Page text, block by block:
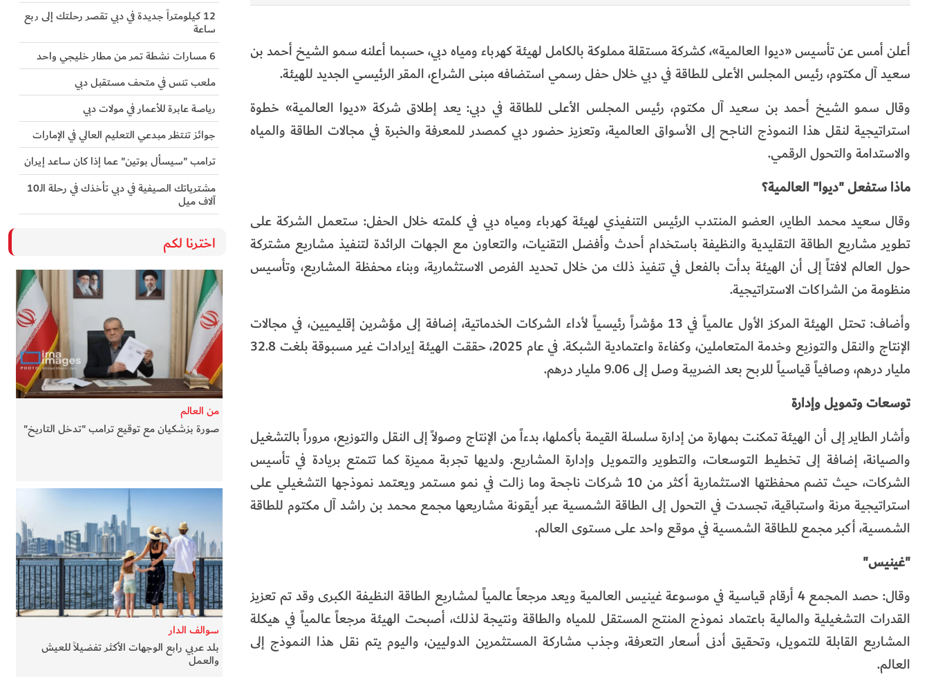
أعلن أمس عن تأسيس «ديوا العالمية»، كشركة مستقلة مملوكة بالكامل لهيئة كهرباء ومياه دبي، حسبما أعلنه سمو الشيخ أحمد بن
سعيد آل مكتوم، رئيس المجلس الأعلى للطاقة في دبي خلال حفل رسمي استضافه مبنى الشراع، المقر الرئيسي الجديد للهيئة.
وقال سمو الشيخ أحمد بن سعيد آل مكتوم، رئيس المجلس الأعلى للطاقة في دبي: يعد إطلاق شركة «ديوا العالمية» خطوة
استراتيجية لنقل هذا النموذج الناجح إلى الأسواق العالمية، وتعزيز حضور دبي كمصدر للمعرفة والخبرة في مجالات الطاقة والمياه
والاستدامة والتحول الرقمي.
ماذا ستفعل "ديوا" العالمية؟
وقال سعيد محمد الطاير، العضو المنتدب الرئيس التنفيذي لهيئة كهرباء ومياه دبي في كلمته خلال الحفل: ستعمل الشركة على
تطوير مشاريع الطاقة التقليدية والنظيفة باستخدام أحدث وأفضل التقنيات، والتعاون مع الجهات الرائدة لتنفيذ مشاريع مشتركة
حول العالم لافتاً إلى أن الهيئة بدأت بالفعل في تنفيذ ذلك من خلال تحديد الفرص الاستثمارية، وبناء محفظة المشاريع، وتأسيس
منظومة من الشراكات الاستراتيجية.
وأضاف: تحتل الهيئة المركز الأول عالمياً في 13 مؤشراً رئيسياً لأداء الشركات الخدماتية، إضافة إلى مؤشرين إقليميين، في مجالات
الإنتاج والنقل والتوزيع وخدمة المتعاملين، وكفاءة واعتمادية الشبكة. في عام 2025، حققت الهيئة إيرادات غير مسبوقة بلغت 32.8
مليار درهم، وصافياً قياسياً للربح بعد الضريبة وصل إلى 9.06 مليار درهم.
توسعات وتمويل وإدارة
وأشار الطاير إلى أن الهيئة تمكنت بمهارة من إدارة سلسلة القيمة بأكملها، بدءاً من الإنتاج وصولاً إلى النقل والتوزيع، مروراً بالتشغيل
والصيانة، إضافة إلى تخطيط التوسعات، والتطوير والتمويل وإدارة المشاريع. ولديها تجربة مميزة كما تتمتع بريادة في تأسيس
الشركات، حيث تضم محفظتها الاستثمارية أكثر من 10 شركات ناجحة وما زالت في نمو مستمر ويعتمد نموذجها التشغيلي على
استراتيجية مرنة واستباقية، تجسدت في التحول إلى الطاقة الشمسية عبر أيقونة مشاريعها مجمع محمد بن راشد آل مكتوم للطاقة
الشمسية، أكبر مجمع للطاقة الشمسية في موقع واحد على مستوى العالم.
"غينيس"
وقال: حصد المجمع 4 أرقام قياسية في موسوعة غينيس العالمية ويعد مرجعاً عالمياً لمشاريع الطاقة النظيفة الكبرى وقد تم تعزيز
القدرات التشغيلية والمالية باعتماد نموذج المنتج المستقل للمياه والطاقة ونتيجة لذلك، أصبحت الهيئة مرجعاً عالمياً في هيكلة
المشاريع القابلة للتمويل، وتحقيق أدنى أسعار التعرفة، وجذب مشاركة المستثمرين الدوليين، واليوم يتم نقل هذا النموذج إلى
العالم.
12 كيلومتراً جديدة في دبي تقصر رحلتك إلى ربع
ساعة
6 مسارات نشطة تمر من مطار خليجي واحد
ملعب تنس في متحف مستقبل دبي
رياصة عابرة للأعمار في مولات دبي
جوائز تنتظر مبدعي التعليم العالي في الإمارات
ترامب "سيسأل بوتين" عما إذا كان ساعد إيران
مشترياتك الصيفية في دبي تأخذك في رحلة الـ10
آلاف ميل
اخترنا لكم
من العالم
صورة بزشكيان مع توقيع ترامب "تدخل التاريخ"
سوالف الدار
بلد عربي رابع الوجهات الأكثر تفضيلاً للعيش
والعمل